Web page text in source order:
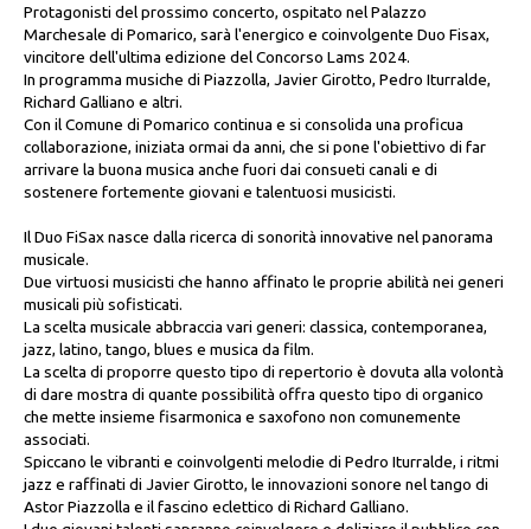
Protagonisti del prossimo concerto, ospitato nel Palazzo
Marchesale di Pomarico, sarà l'energico e coinvolgente Duo Fisax,
vincitore dell'ultima edizione del Concorso Lams 2024.
In programma musiche di Piazzolla, Javier Girotto, Pedro Iturralde,
Richard Galliano e altri.
Con il Comune di Pomarico continua e si consolida una proficua
collaborazione, iniziata ormai da anni, che si pone l'obiettivo di far
arrivare la buona musica anche fuori dai consueti canali e di
sostenere fortemente giovani e talentuosi musicisti.
Il Duo FiSax nasce dalla ricerca di sonorità innovative nel panorama
musicale.
Due virtuosi musicisti che hanno affinato le proprie abilità nei generi
musicali più sofisticati.
La scelta musicale abbraccia vari generi: classica, contemporanea,
jazz, latino, tango, blues e musica da film.
La scelta di proporre questo tipo di repertorio è dovuta alla volontà
di dare mostra di quante possibilità offra questo tipo di organico
che mette insieme fisarmonica e saxofono non comunemente
associati.
Spiccano le vibranti e coinvolgenti melodie di Pedro Iturralde, i ritmi
jazz e raffinati di Javier Girotto, le innovazioni sonore nel tango di
Astor Piazzolla e il fascino eclettico di Richard Galliano.